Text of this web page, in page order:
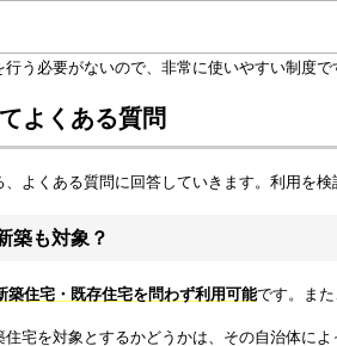
う必要がないので、非常に使いやすい制度
よくある質問
よくある質問に回答していきます。利用を検
築も対象？
築住宅・既存住宅を問わず利用可能です。ま
宅を対象とするかどうかは、その自治体に